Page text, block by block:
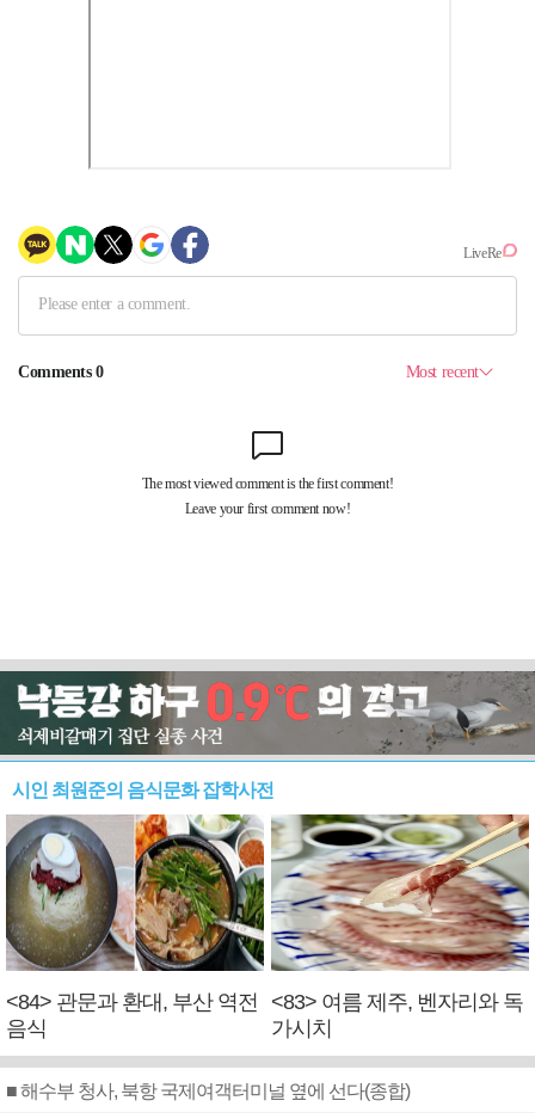
시인 최원준의 음식문화 잡학사전
<84> 관문과 환대, 부산 역전
음식
<83> 여름 제주, 벤자리와 독
가시치
■ 해수부 청사, 북항 국제여객터미널 옆에 선다(종합)